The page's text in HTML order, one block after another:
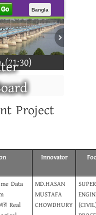
Go Bangla
Project
Innovator
Data
Real
MD.HASAN
MUSTAFA
CHOWDHURY